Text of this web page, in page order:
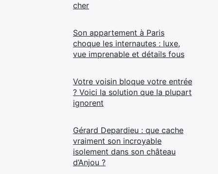
cher
Son appartement à Paris
choque les internautes : luxe,
vue imprenable et détails fous
Votre voisin bloque votre entrée
? Voici la solution que la plupart
ignorent
Gérard Depardieu : que cache
vraiment son incroyable
isolement dans son château
d’Anjou ?